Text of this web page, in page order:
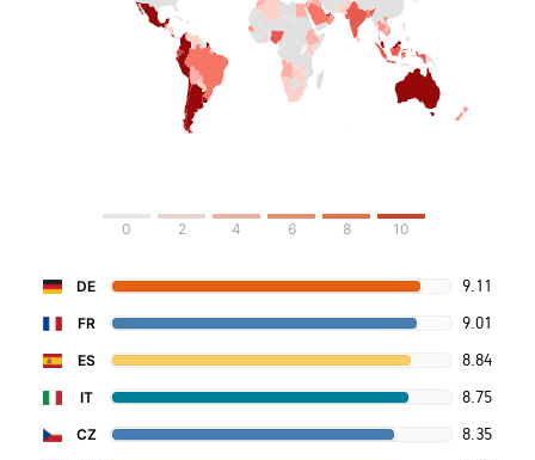
0 2 4 6 8 10
DE 9.11
FR 9.01
ES 8.84
IT 8.75
CZ 8.35